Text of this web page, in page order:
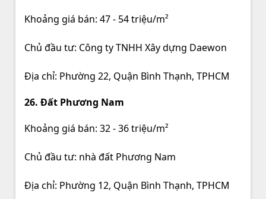
Khoảng giá bán: 47 - 54 triệu/m²
Chủ đầu tư: Công ty TNHH Xây dựng Daewon
Địa chỉ: Phường 22, Quận Bình Thạnh, TPHCM
26. Đất Phương Nam
Khoảng giá bán: 32 - 36 triệu/m²
Chủ đầu tư: nhà đất Phương Nam
Địa chỉ: Phường 12, Quận Bình Thạnh, TPHCM